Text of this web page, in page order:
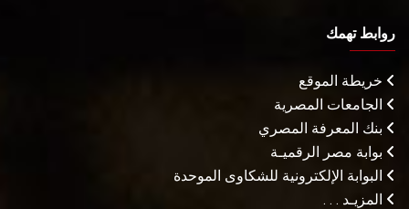
روابط تهمك
خريطة الموقع
الجامعات المصرية
بنك المعرفة المصري
بوابة مصر الرقميـة
البوابة الإلكترونية للشكاوى الموحدة
المزيـد . . .